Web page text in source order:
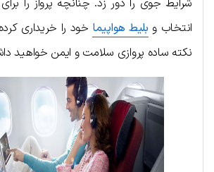
شرایط جوی را دور زد. چنانچه پرواز را
انتخاب و بلیط هواپیما خود را خریداری
نکته ساده پروازی سلامت و ایمن خواهید